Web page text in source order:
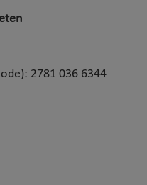
2781 036 6344